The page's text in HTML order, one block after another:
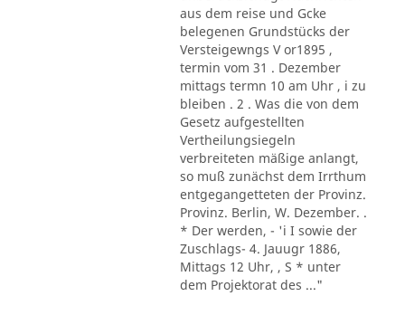
aus dem reise und Gcke
belegenen Grundstücks der
Versteigewngs V or1895 ,
termin vom 31 . Dezember
mittags termn 10 am Uhr , i zu
bleiben . 2 . Was die von dem
Gesetz aufgestellten
Vertheilungsiegeln
verbreiteten mäßige anlangt,
so muß zunächst dem Irrthum
entgegangetteten der Provinz.
Provinz. Berlin, W. Dezember. .
* Der werden, - 'i I sowie der
Zuschlags- 4. Jauugr 1886,
Mittags 12 Uhr, , S * unter
dem Projektorat des ..."